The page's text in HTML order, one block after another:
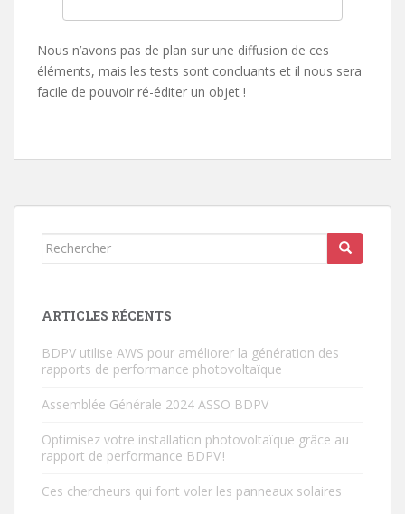
Nous n’avons pas de plan sur une diffusion de ces
éléments, mais les tests sont concluants et il nous sera
facile de pouvoir ré-éditer un objet !
Rechercher...
ARTICLES RÉCENTS
BDPV utilise AWS pour améliorer la génération des
rapports de performance photovoltaïque
Assemblée Générale 2024 ASSO BDPV
Optimisez votre installation photovoltaïque grâce au
rapport de performance BDPV !
Ces chercheurs qui font voler les panneaux solaires